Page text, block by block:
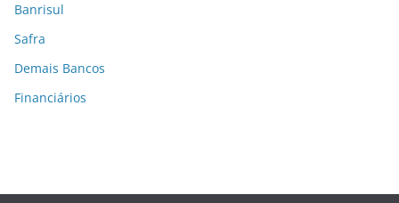
Banrisul
Safra
Demais Bancos
Financiários